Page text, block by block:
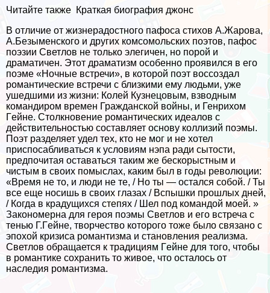
Читайте также Краткая биография джонс
В отличие от жизнерадостного пафоса стихов А.Жарова,
А.Безыменского и других комсомольских поэтов, пафос
поэзии Светлов не только элегичен, но порой и
драматичен. Этот драматизм особенно проявился в его
поэме «Ночные встречи», в которой поэт воссоздал
романтические встречи с близкими ему людьми, уже
ушедшими из жизни: Колей Кузнецовым, взводным
комaндиром времен Гражданской войны, и Генрихом
Гeйне. Столкновение романтических идеалов с
действительностью составляет основу коллизий поэмы.
Поэт разделяет удел тех, кто не мог и не хотел
приспосабливаться к условиям нэпа ради сытости,
предпочитая оставаться таким же бескорыстным и
чистым в своих помыслах, каким был в годы революции:
«Время не то, и люди не те, / Но ты — остался собой. / Ты
все еще носишь в своих глазах / Вспышки прошлых дней,
/ Когда в крадущихся степях / Шел под комaндой моей. »
Закономерна для героя поэмы Светлов и его встреча с
тенью Г.Гeйне, творчество которого тоже было связано с
эпохой кризиса романтизма и становления реализма.
Светлов обращается к традициям Гeйне для того, чтобы
в романтике сохранить то живое, что осталось от
наследия романтизма.